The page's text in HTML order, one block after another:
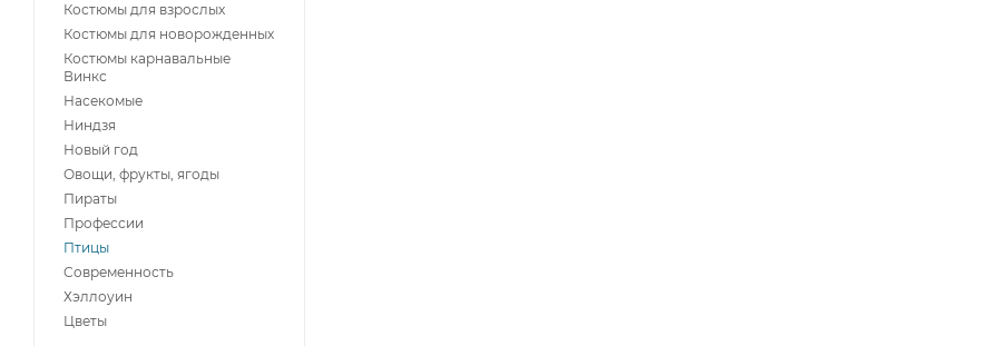
Костюмы для взрослых
Костюмы для новорожденных
Костюмы карнавальные
Винкс
Насекомые
Ниндзя
Новый год
Овощи, фрукты, ягоды
Пираты
Профессии
Птицы
Современность
Хэллоуин
Цветы